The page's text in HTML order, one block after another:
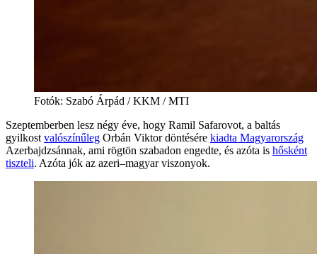
Fotók: Szabó Árpád / KKM / MTI
Szeptemberben lesz négy éve, hogy Ramil Safarovot, a baltás
gyilkost valószínűleg Orbán Viktor döntésére kiadta Magyarország
Azerbajdzsánnak, ami rögtön szabadon engedte, és azóta is hősként
tiszteli. Azóta jók az azeri–magyar viszonyok.